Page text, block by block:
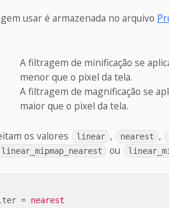
usar é armazenada no arquivo
A filtragem de minificação se
menor que o pixel da tela.
A filtragem de magnificação se
maior que o pixel da tela.
os valores linear , nearest ,
linear_mipmap_nearest ou
= nearest